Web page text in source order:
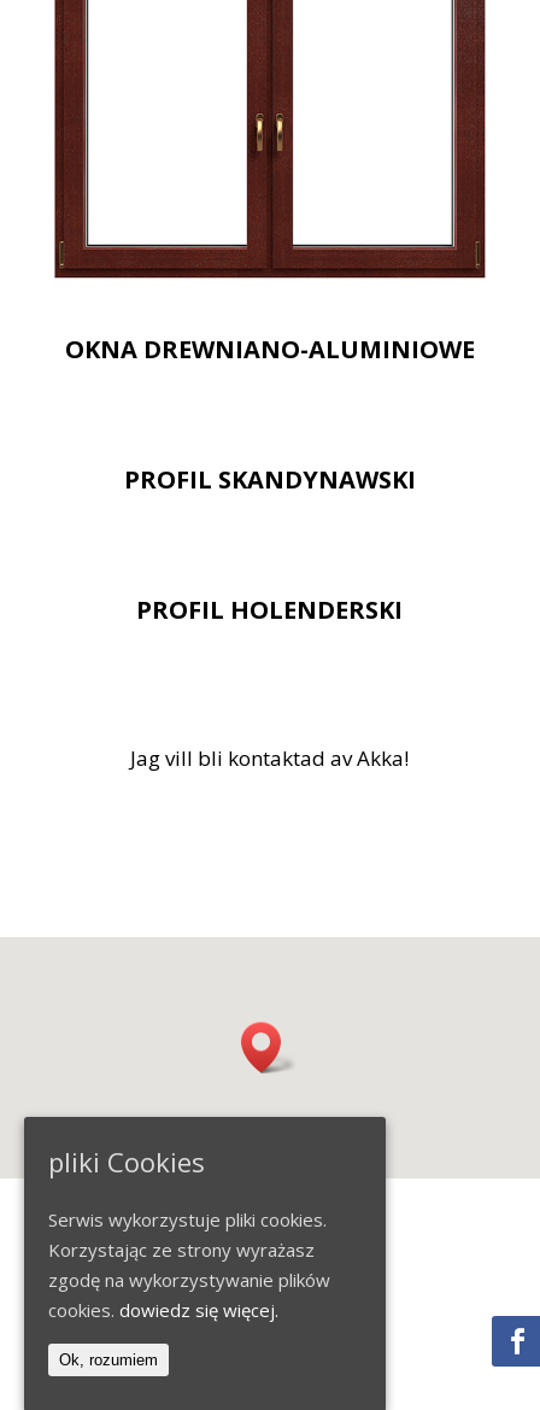
OKNA DREWNIANO-ALUMINIOWE
PROFIL SKANDYNAWSKI
PROFIL HOLENDERSKI
Jag vill bli kontaktad av Akka!
 ADRESS
ul.Jasna 15 lokal 3
70-777, Szczecin
pliki Cookies
Serwis wykorzystuje pliki cookies.
Korzystając ze strony wyrażasz
zgodę na wykorzystywanie plików
cookies. dowiedz się więcej.
Ok, rozumiem